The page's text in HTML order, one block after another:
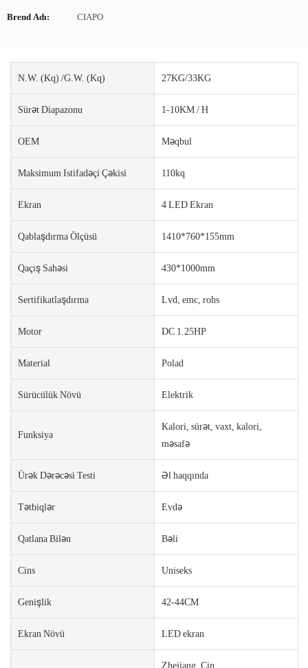
Brend Adı: CIAPO
N.W. (kq) /g.w. (Kq) 27KG/33KG
Sürət Diapazonu 1-10KM / H
OEM Məqbul
Maksimum Istifadəçi Çəkisi 110kq
Ekran 4 LED Ekran
Qablaşdırma Ölçüsü 1410*760*155mm
Qaçış Sahəsi 430*1000mm
Sertifikatlaşdırma Lvd, emc, rohs
Motor DC 1.25HP
Material Polad
Sürücülük Növü Elektrik
Funksiya
Kalori, sürət, vaxt, kalori,
məsafə
Ürək Dərəcəsi Testi Əl haqqında
Tətbiqlər Evdə
Qatlana Bilən Bəli
Cins Uniseks
Genişlik 42-44CM
Ekran Növü LED ekran
Zhejiang, Çin